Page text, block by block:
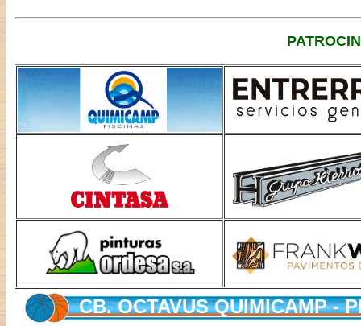
CB. OCTAVUS QUIMICAMP -